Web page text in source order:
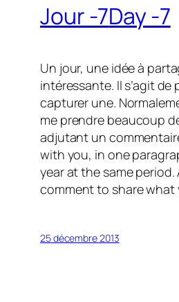
Jour -7Day -7
Un jour, une idée à
intéressante. Il s’agit de
capturer une.
me prendre beaucoup
adjutant un
with you, in one
year at the same
comment to share
25 décembre 2013